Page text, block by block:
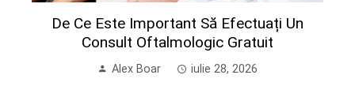
De Ce Este Important Să Efectuați Un
Consult Oftalmologic Gratuit
Alex Boar iulie 28, 2026